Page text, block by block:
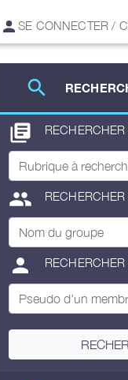
SE CONNECTER /
search
library_books
group
person